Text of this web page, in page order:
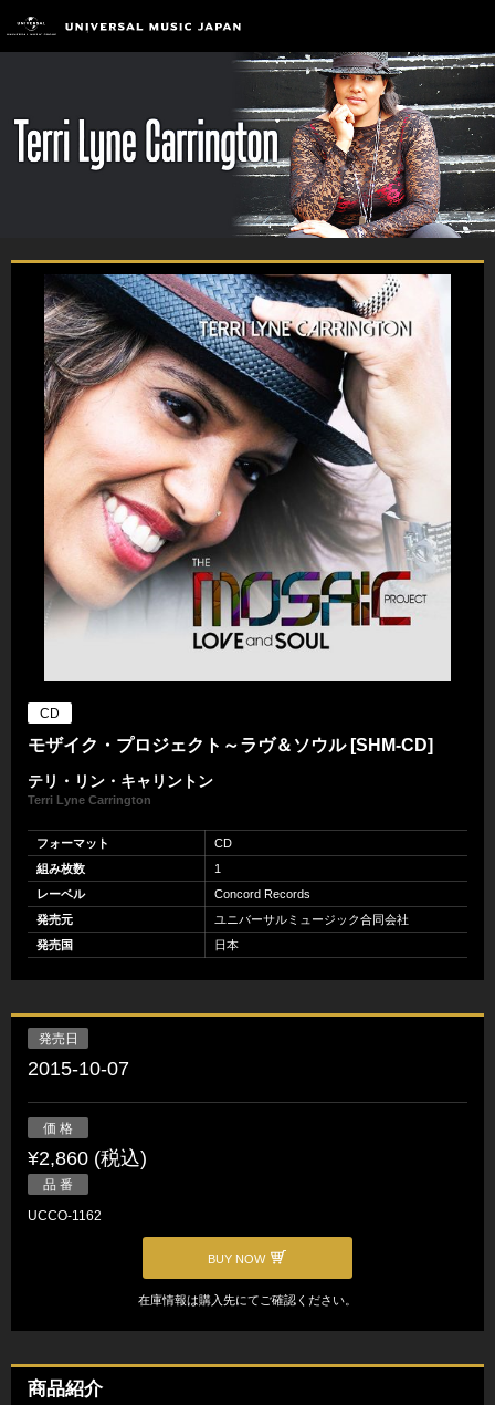
CD
モザイク・プロジェクト～ラヴ＆ソウル [SHM-CD]
テリ・リン・キャリントン
Terri Lyne Carrington
フォーマット
CD
組み枚数
1
レーベル
Concord Records
発売元
ユニバーサルミュージック合同会社
発売国
日本
発売日
2015-10-07
価 格
¥2,860 (税込)
品 番
UCCO-1162
BUY NOW
在庫情報は購入先にてご確認ください。
商品紹介